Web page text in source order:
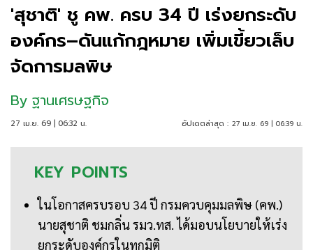
'สุชาติ' ชู คพ. ครบ 34 ปี เร่งยกระดับ
องค์กร–ดันแก้กฎหมาย เพิ่มเขี้ยวเล็บ
จัดการมลพิษ
By ฐานเศรษฐกิจ
27 เม.ย. 69 | 06:32 น. อัปเดตล่าสุด : 27 เม.ย. 69 | 06:39 น.
KEY POINTS
ในโอกาสครบรอบ 34 ปี กรมควบคุมมลพิษ (คพ.)
นายสุชาติ ชมกลิ่น รมว.ทส. ได้มอบนโยบายให้เร่ง
ยกระดับองค์กรในทุกมิติ